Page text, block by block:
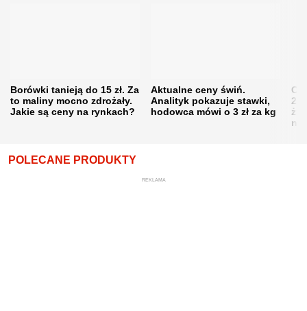
Borówki tanieją do 15 zł. Za
to maliny mocno zdrożały.
Jakie są ceny na rynkach?
Aktualne ceny świń.
Analityk pokazuje stawki,
hodowca mówi o 3 zł za kg
POLECANE PRODUKTY
REKLAMA